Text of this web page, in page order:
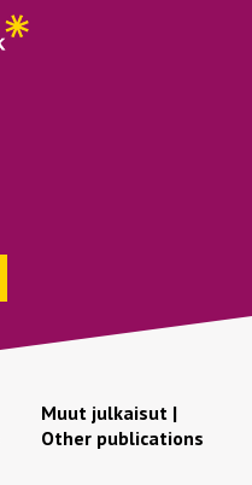
Muut julkaisut |
Other publications